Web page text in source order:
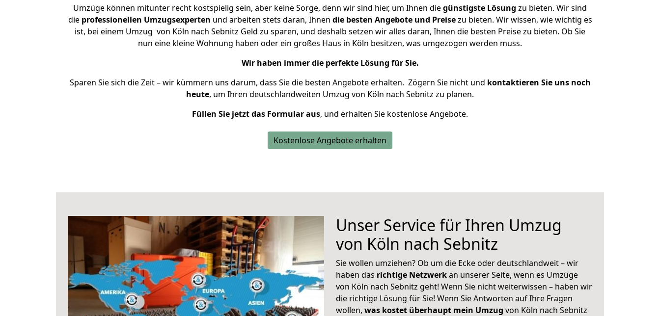
Umzüge können mitunter recht kostspielig sein, aber keine Sorge, denn wir sind hier, um Ihnen diegünstigste Lösung zu bieten. Wir sind
die professionellen Umzugsexperten und arbeiten stets daran, Ihnen die besten Angebote und Preisezu bieten. Wir wissen, wie wichtig es
ist, bei einem Umzug von Köln nach Sebnitz Geld zu sparen, und deshalb setzen wir alles daran, Ihnen die besten Preise zu bieten. Ob Sie
nun eine kleine Wohnung haben oder ein großes Haus in Köln besitzen, was umgezogen werden muss.
Wir haben immer die perfekte Lösung für Sie.
Sparen Sie sich die Zeit – wir kümmern uns darum, dass Sie die besten Angebote erhalten. Zögern Sie nicht und kontaktieren Sie uns noch
heute, um Ihren deutschlandweiten Umzug von Köln nach Sebnitz zu planen.
Füllen Sie jetzt das Formular aus, und erhalten Sie kostenlose Angebote.
Kostenlose Angebote erhalten
Unser Service für Ihren Umzug
von Köln nach Sebnitz
Sie wollen umziehen? Ob um die Ecke oder deutschlandweit – wir
haben das richtige Netzwerkan unserer Seite, wenn es Umzüge
von Köln nach Sebnitz geht! Wenn Sie nicht weiterwissen – haben wir
die richtige Lösung für Sie! Wenn Sie Antworten auf Ihre Fragen
wollen, was kostet überhaupt mein Umzug von Köln nach Sebnitz